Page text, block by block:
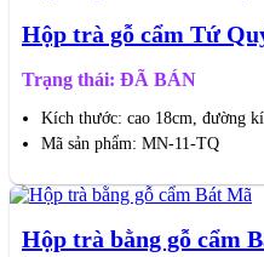
Hộp trà gỗ cẩm Tứ
Trạng thái: ĐÃ BÁN
Kích thước: cao 18cm, đường
Mã sản phẩm: MN-11-TQ
Hộp trà bằng gỗ cẩm